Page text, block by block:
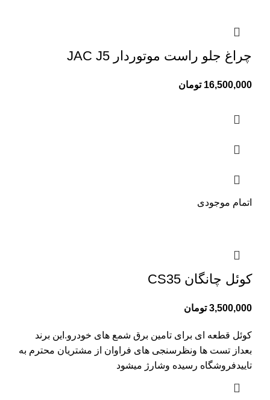
چراغ جلو راست موتوردار JAC J5
16,500,000 تومان
اتمام موجودی
کوئل چانگان CS35
3,500,000 تومان
کوئل قطعه ای برای تامین برق شمع های خودرو.این برند
بعداز تست ها ونظرسنجی های فراوان از مشتریان محترم به
تاییدفروشگاه رسیده وشارژ میشود